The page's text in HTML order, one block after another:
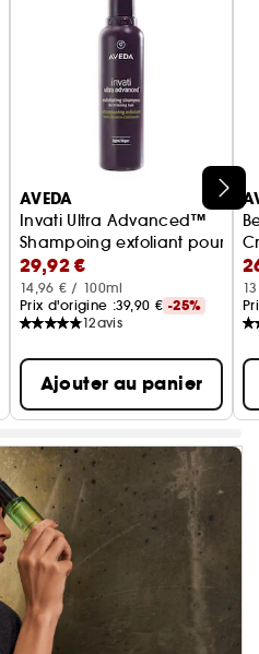
Normaux A Epais
AVEDA
Invati Ultra Advanced™
Shampoing exfoliant pour
29,92 €
14,96 € / 100ml
Prix d'origine :39,90 € -25%
12avis
Ajouter au panier